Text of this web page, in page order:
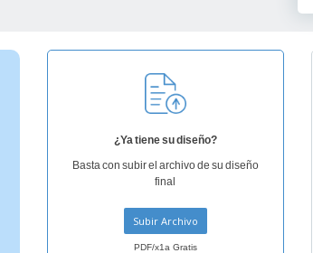
¿Ya tiene su diseño?
Basta con subir el archivo de su diseño
final
Subir Archivo
PDF/x1a Gratis